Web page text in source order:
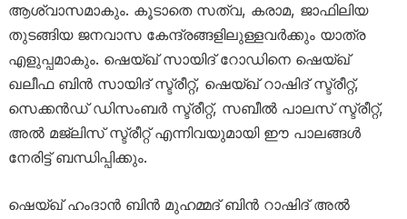
ആശ്വാസമാകും. കൂടാതെ സത്വ, കരാമ, ജാഫിലിയ
തുടങ്ങിയ ജനവാസ കേന്ദ്രങ്ങളിലുള്ളവർക്കും യാത്ര
എളുപ്പമാകും. ഷെയ്ഖ് സായിദ് റോഡിനെ ഷെയ്ഖ്
ഖലീഫ ബിൻ സായിദ് സ്ട്രീറ്റ്, ഷെയ്ഖ് റാഷിദ് സ്ട്രീറ്റ്,
സെക്കൻഡ് ഡിസംബർ സ്ട്രീറ്റ്, സബീൽ പാലസ് സ്ട്രീറ്റ്,
അൽ മജ്‌ലിസ് സ്ട്രീറ്റ് എന്നിവയുമായി ഈ പാലങ്ങൾ
നേരിട്ട് ബന്ധിപ്പിക്കും.
ഷെയ്ഖ് ഹംദാൻ ബിൻ മുഹമ്മദ് ബിൻ റാഷിദ് അൽ